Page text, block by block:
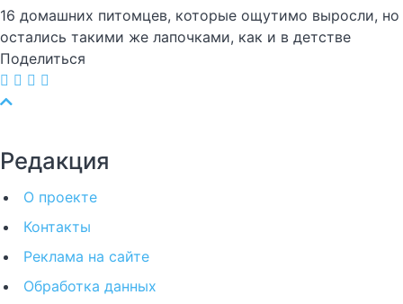
16 домашних питомцев, которые ощутимо выросли, но
остались такими же лапочками, как и в детстве
Поделиться
Редакция
О проекте
Контакты
Реклама на сайте
Обработка данных